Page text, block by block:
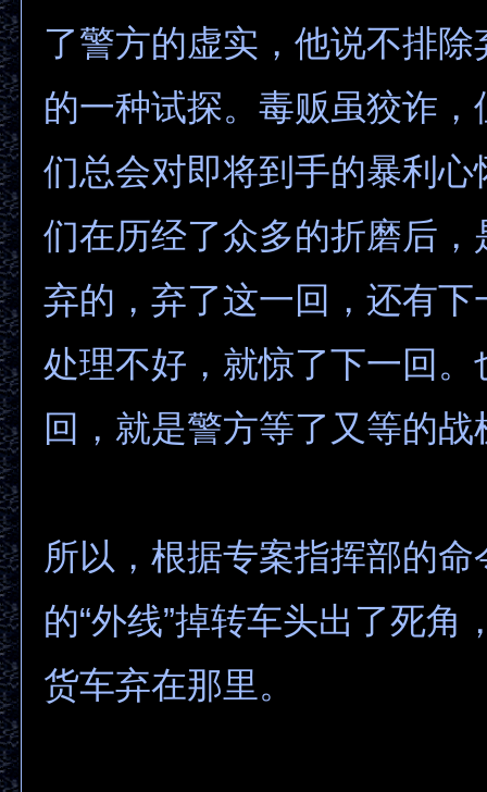
了警方的虚实，他说不排除
的一种试探。毒贩虽狡诈，
们总会对即将到手的暴利心
们在历经了众多的折磨后，
弃的，弃了这一回，还有下
处理不好，就惊了下一回。
回，就是警方等了又等的
所以，根据专案指挥部的命
的“外线”掉转车头出了死角
货车弃在那里。